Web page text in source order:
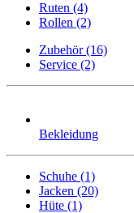
Ruten (4)
Rollen (2)
Zubehör (16)
Service (2)
Bekleidung
Schuhe (1)
Jacken (20)
Hüte (1)